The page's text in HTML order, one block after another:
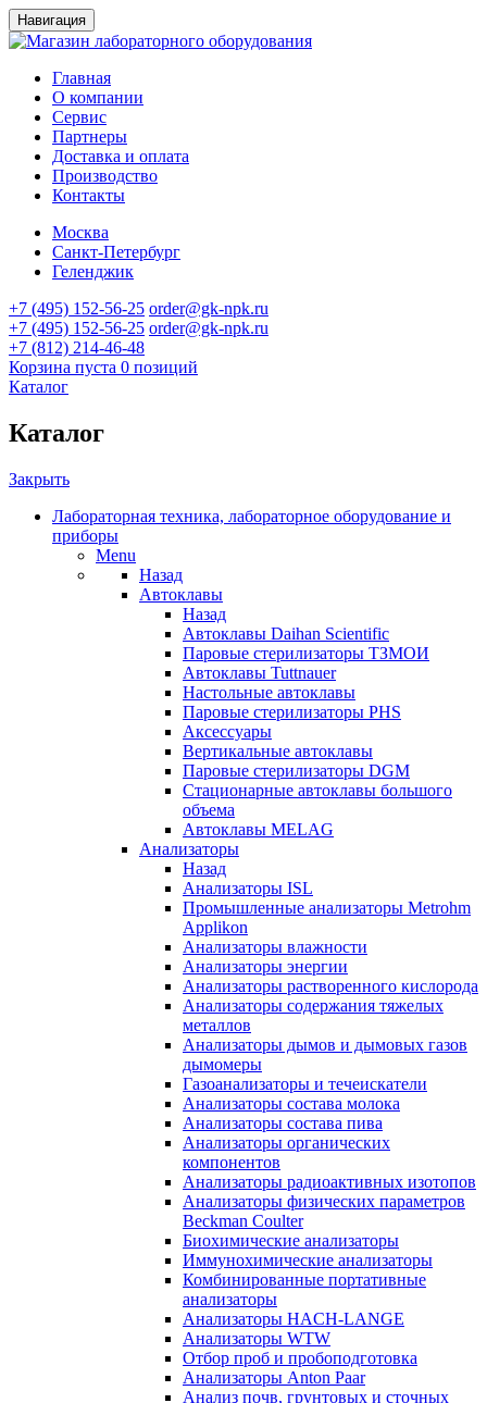
Навигация
Главная
О компании
Сервис
Партнеры
Доставка и оплата
Производство
Контакты
Москва
Санкт-Петербург
Геленджик
+7 (495) 152-56-25 order@gk-npk.ru
+7 (495) 152-56-25 order@gk-npk.ru
+7 (812) 214-46-48
Корзина пуста 0 позиций
Каталог
Каталог
Закрыть
Лабораторная техника, лабораторное оборудование и
приборы
Menu
Назад
Автоклавы
Назад
Автоклавы Daihan Scientific
Паровые стерилизаторы ТЗМОИ
Автоклавы Tuttnauer
Наcтольные автоклавы
Паровые стерилизаторы PHS
Аксессуары
Вертикальные автоклавы
Паровые стерилизаторы DGM
Стационарные автоклавы большого
объема
Автоклавы MELAG
Анализаторы
Назад
Анализаторы ISL
Промышленные анализаторы Metrohm
Applikon
Анализаторы влажности
Анализаторы энергии
Анализаторы растворенного кислорода
Анализаторы содержания тяжелых
металлов
Анализаторы дымов и дымовых газов
дымомеры
Газоанализаторы и течеискатели
Анализаторы состава молока
Анализаторы состава пива
Анализаторы органических
компонентов
Анализаторы радиоактивных изотопов
Анализаторы физических параметров
Beckman Coulter
Биохимические анализаторы
Иммунохимические анализаторы
Комбинированные портативные
анализаторы
Анализаторы HACH-LANGE
Анализаторы WTW
Отбор проб и пробоподготовка
Анализаторы Anton Paar
Анализ почв, грунтовых и сточных